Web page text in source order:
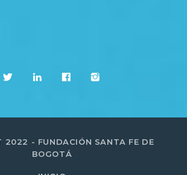
2022 - FUNDACIÓN SANTA FE DE
BOGOTÁ